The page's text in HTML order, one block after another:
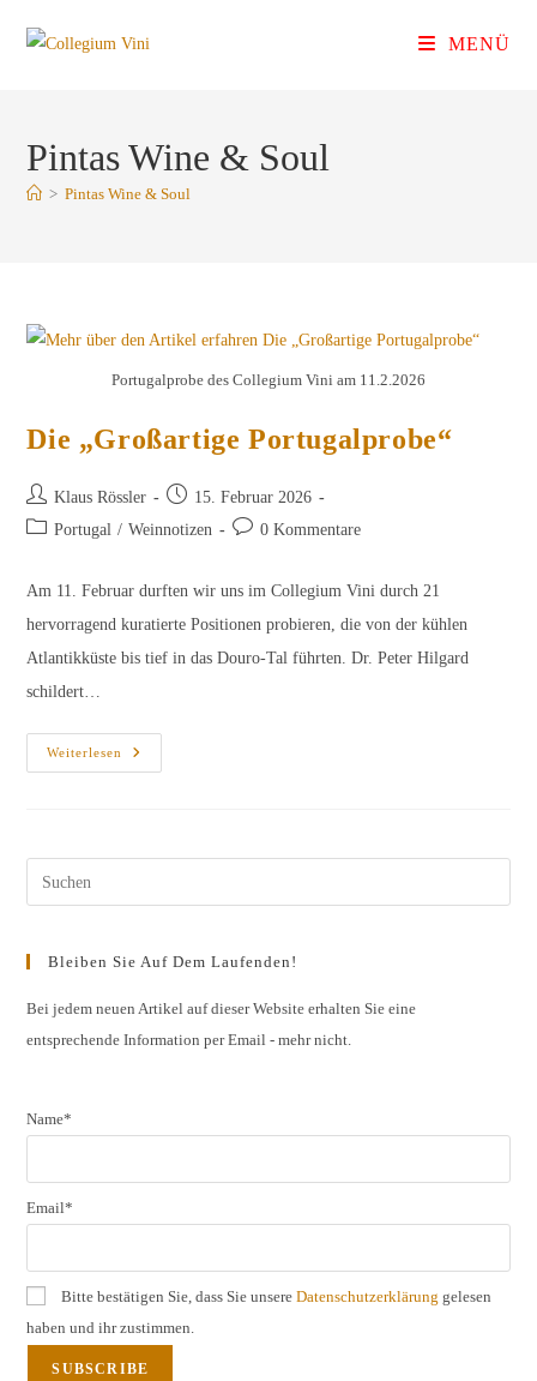
Inhalt
MENÜ
Pintas Wine & Soul
> Pintas Wine & Soul
Portugalprobe des Collegium Vini am 11.2.2026
Die „Großartige Portugalprobe“
Beitrags-
Autor:
Klaus Rössler
Beitrag
veröffentlicht:
15. Februar 2026
Beitrags-
Portugal / Weinnotizen
Beitrags-0 Kommentare
Am 11. Februar durften wir uns im Collegium Vini durch 21
hervorragend kuratierte Positionen probieren, die von der kühlen
Atlantikküste bis tief in das Douro-Tal führten. Dr. Peter Hilgard
schildert…
Weiterlesen
Die
„Großartige
Bleiben Sie Auf Dem Laufenden!
Bei jedem neuen Artikel auf dieser Website erhalten Sie eine
entsprechende Information per Email - mehr nicht.
Name*
Email*
Bitte bestätigen Sie, dass Sie unsereDatenschutzerklärung gelesen
haben und ihr zustimmen.